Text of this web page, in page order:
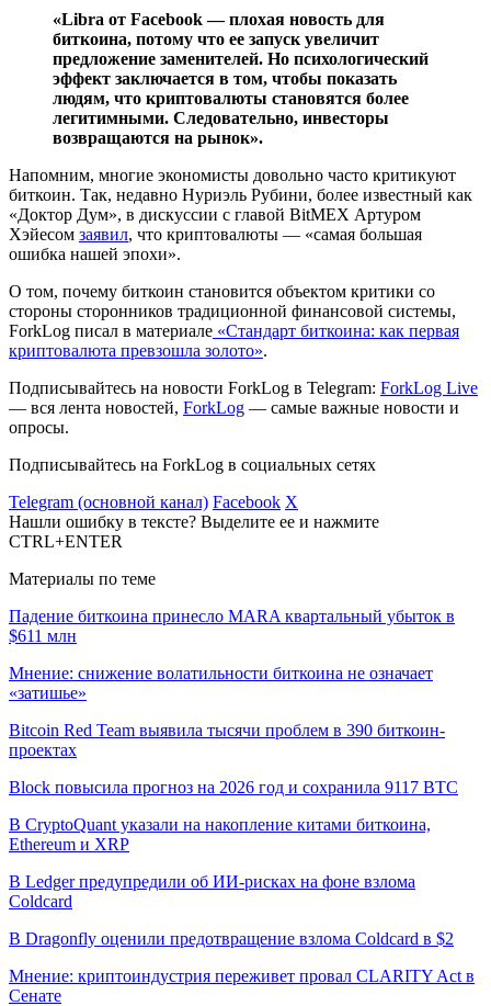
«Libra от Facebook — плохая новость для
биткоина, потому что ее запуск увеличит
предложение заменителей. Но психологический
эффект заключается в том, чтобы показать
людям, что криптовалюты становятся более
легитимными. Следовательно, инвесторы
возвращаются на рынок».
Напомним, многие экономисты довольно часто критикуют
биткоин. Так, недавно Нуриэль Рубини, более известный как
«Доктор Дум», в дискуссии с главой BitMEX Артуром
Хэйесом заявил, что криптовалюты — «самая большая
ошибка нашей эпохи».
О том, почему биткоин становится объектом критики со
стороны сторонников традиционной финансовой системы,
ForkLog писал в материале «Стандарт биткоина: как первая
криптовалюта превзошла золото».
Подписывайтесь на новости ForkLog в Telegram: ForkLog Live
— вся лента новостей, ForkLog — самые важные новости и
опросы.
Подписывайтесь на ForkLog в социальных сетях
Telegram (основной канал) Facebook X
Нашли ошибку в тексте? Выделите ее и нажмите
CTRL+ENTER
Материалы по теме
Падение биткоина принесло MARA квартальный убыток в
$611 млн
Мнение: снижение волатильности биткоина не означает
«затишье»
Bitcoin Red Team выявила тысячи проблем в 390 биткоин-
проектах
Block повысила прогноз на 2026 год и сохранила 9117 BTC
В CryptoQuant указали на накопление китами биткоина,
Ethereum и XRP
В Ledger предупредили об ИИ-рисках на фоне взлома
Coldcard
В Dragonfly оценили предотвращение взлома Coldcard в $2
Мнение: криптоиндустрия переживет провал CLARITY Act в
Сенате